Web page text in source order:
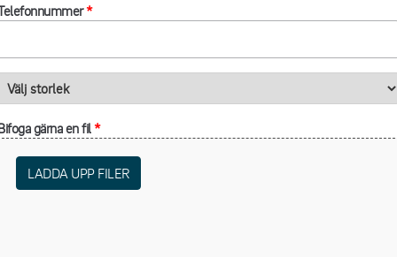
*
gärna en fil *
LADDA UPP FILER